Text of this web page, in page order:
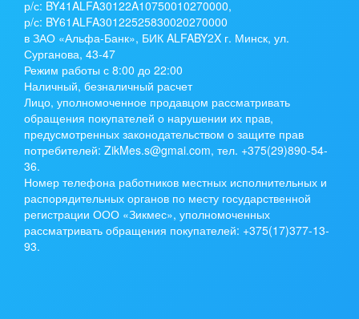
р/с: BY41ALFA30122A10750010270000,
р/с: BY61ALFA30122525830020270000
в ЗАО «Альфа-Банк», БИК ALFABY2X г. Минск, ул.
Сурганова, 43-47
Режим работы с 8:00 до 22:00
Наличный, безналичный расчет
Лицо, уполномоченное продавцом рассматривать
обращения покупателей о нарушении их прав,
предусмотренных законодательством о защите прав
потребителей: ZikMes.s@gmai.com, тел. +375(29)890-54-
36.
Номер телефона работников местных исполнительных и
распорядительных органов по месту государственной
регистрации ООО «Зикмес», уполномоченных
рассматривать обращения покупателей: +375(17)377-13-
93.